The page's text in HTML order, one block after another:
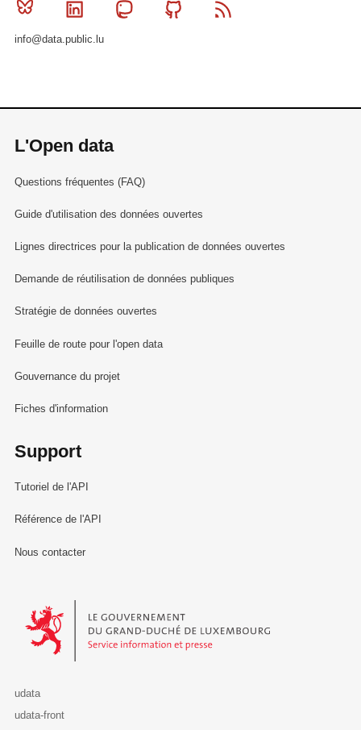
Bluesky Linkedin MastodonGithub
info@data.public.lu
L'Open data
Questions fréquentes (FAQ)
Guide d'utilisation des données ouvertes
Lignes directrices pour la publication de données ouvertes
Demande de réutilisation de données publiques
Stratégie de données ouvertes
Feuille de route pour l'open data
Gouvernance du projet
Fiches d'information
Support
Tutoriel de l'API
Référence de l'API
Nous contacter
Le Gouvernement du Grand-Duché de Luxembourg - Service
udata
udata-front